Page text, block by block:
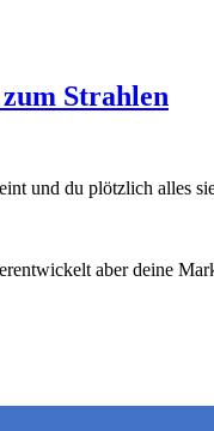
Strahlen
und du plötzlich alles
aber deine